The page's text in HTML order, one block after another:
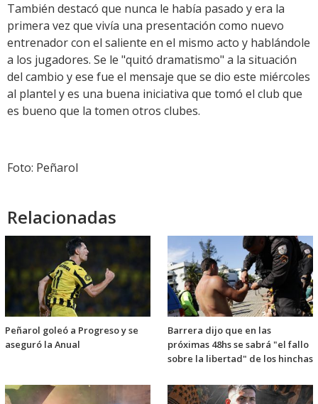
También destacó que nunca le había pasado y era la
primera vez que vivía una presentación como nuevo
entrenador con el saliente en el mismo acto y hablándole
a los jugadores. Se le "quitó dramatismo" a la situación
del cambio y ese fue el mensaje que se dio este miércoles
al plantel y es una buena iniciativa que tomó el club que
es bueno que la tomen otros clubes.
Foto: Peñarol
Relacionadas
Peñarol goleó a Progreso y se
aseguró la Anual
Barrera dijo que en las
próximas 48hs se sabrá "el fallo
sobre la libertad" de los hinchas